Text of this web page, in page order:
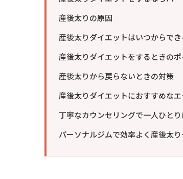
産後太りの原因
産後太りダイエットはいつからでき
産後太りダイエットをするときのポ
産後太りから戻らないときの対策
産後太りダイエットにおすすめな
丁寧なカウンセリングで一人ひと
パーソナルジムで効率よく産後太